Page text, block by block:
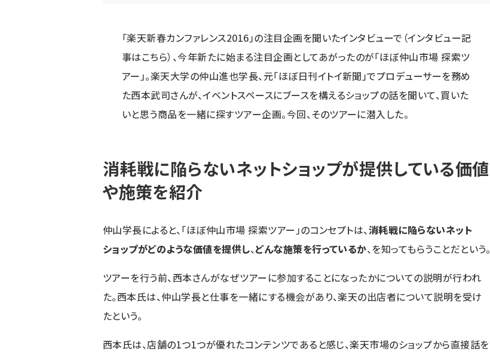
「楽天新春カンファレンス2016」の注目企画を聞いたインタビューで（インタビュー記
事はこちら）、今年新たに始まる注目企画としてあがったのが「ほぼ仲山市場 探索ツ
アー」。楽天大学の仲山進也学長、元「ほぼ日刊イトイ新聞」でプロデューサーを務め
た西本武司さんが、イベントスペースにブースを構えるショップの話を聞いて、買いた
いと思う商品を一緒に探すツアー企画。今回、そのツアーに潜入した。
消耗戦に陥らないネットショップが提供している価値
や施策を紹介
仲山学長によると、「ほぼ仲山市場 探索ツアー」のコンセプトは、消耗戦に陥らないネット
ショップがどのような価値を提供し、どんな施策を行っているか、を知ってもらうことだという。
ツアーを行う前、西本さんがなぜツアーに参加することになったかについての説明が行われ
た。西本氏は、仲山学長と仕事を一緒にする機会があり、楽天の出店者について説明を受け
たという。
西本氏は、店舗の1つ1つが優れたコンテンツであると感じ、楽天市場のショップから直接話を